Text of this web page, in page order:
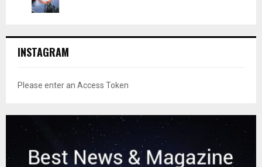
INSTAGRAM
Please enter an Access Token